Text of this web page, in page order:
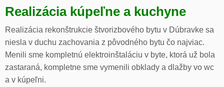
Realizácia kúpeľne a kuchyne
Realizácia rekonštrukcie štvorizbového bytu v Dúbravke sa
niesla v duchu zachovania z pôvodného bytu čo najviac.
Menili sme kompletnú elektroinštaláciu v byte, ktorá už bola
zastaraná, kompletne sme vymenili obklady a dlažby vo wc
a v kúpeľni.